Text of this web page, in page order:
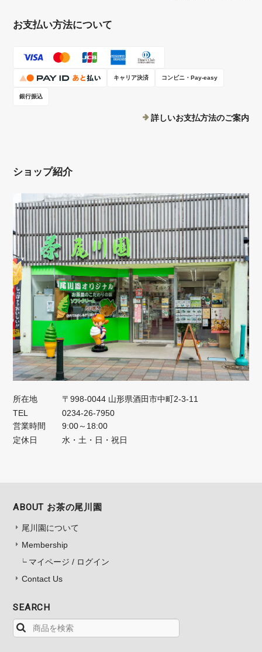
お支払い方法について
キャリア決済 コンビニ・Pay-easy
銀行振込
詳しいお支払方法のご案内
ショップ紹介
所在地
〒998-0044 山形県酒田市中町2-3-11
TEL
0234-26-7950
営業時間
9:00～18:00
定休日
水・土・日・祝日
ABOUT お茶の尾川園
尾川園について
Membership
マイページ / ログイン
Contact Us
SEARCH